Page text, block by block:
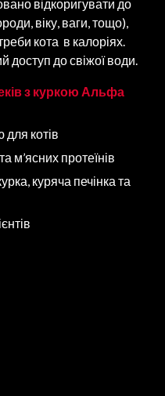
відкоригувати до
віку, ваги, тощо),
кота в калоріях.
доступ до свіжої води.
з куркою Альфа
для котів
м’ясних протеїнів
куряча печінка та